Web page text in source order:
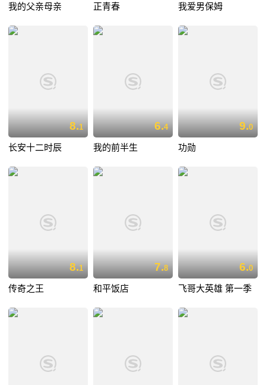
我的父亲母亲 正青春 我爱男保姆
8.1
长安十二时辰
6.4
我的前半生
9.0
功勋
8.1
传奇之王
7.8
和平饭店
6.0
飞哥大英雄 第一季